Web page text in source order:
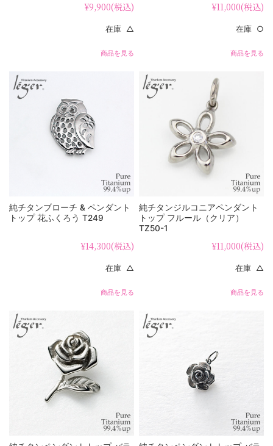
¥9,900(税込)
在庫 △
商品を見る
¥11,000(税込)
在庫 ○
商品を見る
純チタンブローチ & ペンダント
トップ 花ふくろう T249
¥14,300(税込)
在庫 △
商品を見る
純チタンジルコニアペンダント
トップ フルール（クリア）
TZ50-1
¥11,000(税込)
在庫 △
商品を見る